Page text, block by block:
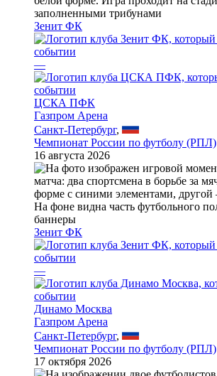
Зенит ФК
—
ЦСКА ПФК
Газпром Арена
Санкт-Петербург,
Чемпионат России по футболу (РПЛ)
16 августа 2026
Зенит ФК
—
Динамо Москва
Газпром Арена
Санкт-Петербург,
Чемпионат России по футболу (РПЛ)
17 октября 2026